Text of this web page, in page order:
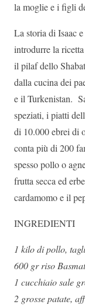
la moglie e i figli
La storia di Isaac
introdurre la
il pilaf dello
dalla cucina dei
e il Turkenistan.
speziati, i piatti
di 10.000 ebrei di
conta più di 200
spesso pollo o
frutta secca ed
cardamomo e il
INGREDIENTI
1 kilo di pollo,
600 gr riso
1 cucchiaio sale
2 grosse patate,